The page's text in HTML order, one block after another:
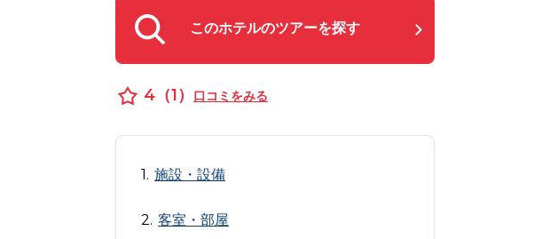
このホテルのツアーを探す
4（1） 口コミをみる
施設・設備
客室・部屋